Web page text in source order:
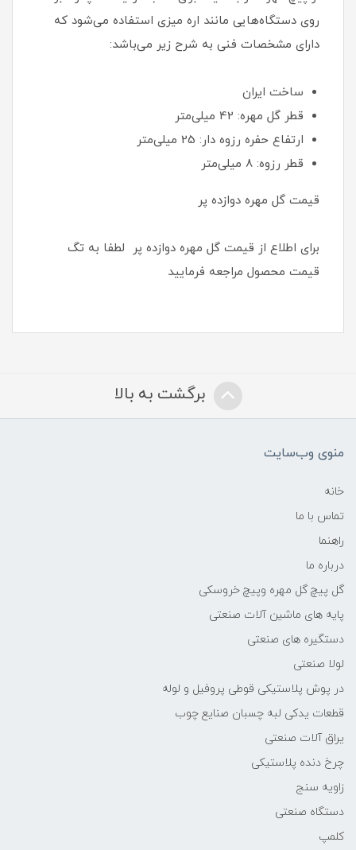
روی دستگاه‌هایی مانند اره میزی استفاده می‌شود که
دارای مشخصات فنی به شرح زیر می‌باشد:
ساخت ایران
قطر گل مهره: 42 میلی‌متر
ارتفاع حفره رزوه دار: 25 میلی‌متر
قطر رزوه: 8 میلی‌متر
قیمت گل مهره دوازده پر
برای اطلاع از قیمت گل مهره دوازده پر لطفا به تگ
قیمت محصول مراجعه فرمایید
برگشت به بالا
منوی وب‌سایت
خانه
تماس با ما
راهنما
درباره ما
گل پیچ گل مهره وپیچ خروسکی
پایه های ماشین آلات صنعتی
دستگیره های صنعتی
لولا صنعتی
در پوش پلاستیکی قوطی پروفیل و لوله
قطعات یدکی لبه چسبان صنایع چوب
یراق آلات صنعتی
چرخ دنده پلاستیکی
زاویه سنج
دستگاه صنعتی
کلمپ